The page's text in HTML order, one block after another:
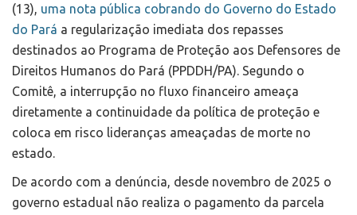
(13), uma nota pública cobrando do Governo do Estado
do Pará a regularização imediata dos repasses
destinados ao Programa de Proteção aos Defensores de
Direitos Humanos do Pará (PPDDH/PA). Segundo o
Comitê, a interrupção no fluxo financeiro ameaça
diretamente a continuidade da política de proteção e
coloca em risco lideranças ameaçadas de morte no
estado.
De acordo com a denúncia, desde novembro de 2025 o
governo estadual não realiza o pagamento da parcela